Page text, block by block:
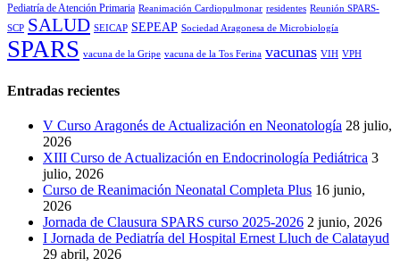
Pediatría de Atención Primaria Reanimación Cardiopulmonar residentes Reunión SPARS-
SCP SALUD SEICAP SEPEAP Sociedad Aragonesa de Microbiología
SPARS vacuna de la Gripe vacuna de la Tos Ferina vacunas VIH VPH
Entradas recientes
V Curso Aragonés de Actualización en Neonatología 28 julio,
2026
XIII Curso de Actualización en Endocrinología Pediátrica 3
julio, 2026
Curso de Reanimación Neonatal Completa Plus 16 junio,
2026
Jornada de Clausura SPARS curso 2025-2026 2 junio, 2026
I Jornada de Pediatría del Hospital Ernest Lluch de Calatayud
29 abril, 2026